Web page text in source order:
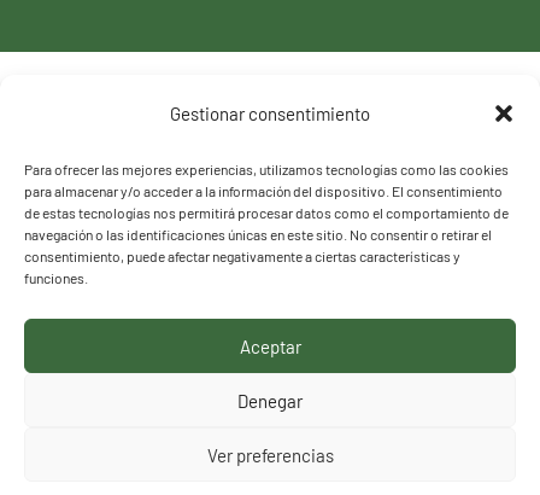
Gestionar consentimiento
Para ofrecer las mejores experiencias, utilizamos tecnologías como las cookies
para almacenar y/o acceder a la información del dispositivo. El consentimiento
de estas tecnologías nos permitirá procesar datos como el comportamiento de
navegación o las identificaciones únicas en este sitio. No consentir o retirar el
consentimiento, puede afectar negativamente a ciertas características y
funciones.
Aceptar
Denegar
Ver preferencias
Política de privacidad
HACEMOS LO QUE
DECIMOS, DECIMOS LO
QUE HACEMOS